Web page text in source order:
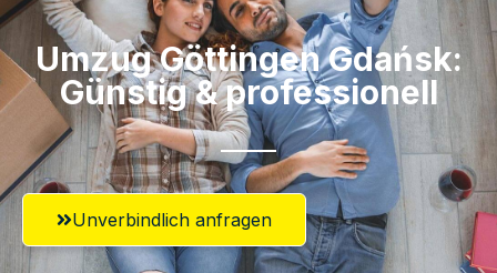
Umzug Göttingen​ Gdańsk:
Günstig & professionell​
Unverbindlich anfragen